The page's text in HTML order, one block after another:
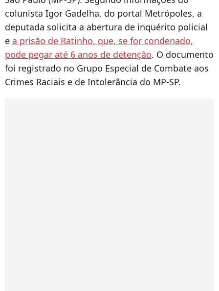
colunista Igor Gadelha, do portal Metrópoles, a
deputada solicita a abertura de inquérito policial
e a prisão de Ratinho, que, se for condenado,
pode pegar até 6 anos de detenção. O documento
foi registrado no Grupo Especial de Combate aos
Crimes Raciais e de Intolerância do MP-SP.